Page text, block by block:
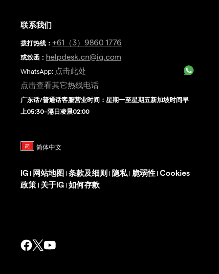
联系我们
拨打热线 ： +61（3）9860 1776
或致函： helpdesk.cn@ig.com
WhatsApp: 点击此处
点击查看其它热线电话
广东话/普通话客服营业时间：星期一至星期五新加坡时间早
上05:30–隔日凌晨02:00
IG | 网站地图 | 条款及细则 | 隐私 | 脆弱性 | Cookies
政策 | 关于IG | 如何存款